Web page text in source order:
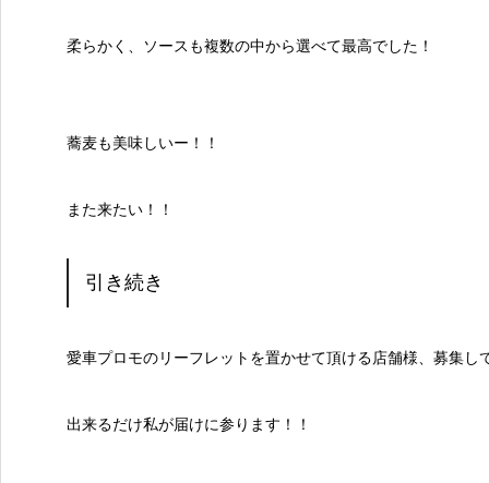
柔らかく、ソースも複数の中から選べて最高でした！
蕎麦も美味しいー！！
また来たい！！
引き続き
愛車プロモのリーフレットを置かせて頂ける店舗様、募集し
出来るだけ私が届けに参ります！！